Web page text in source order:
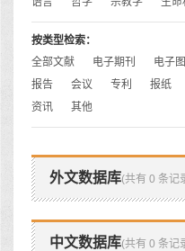
按类型检索：
全部文献
电子期刊 电子
报告
会议 专利 报纸
资讯
其他
外文数据库(共有 0 条记
中文数据库(共有 0 条记